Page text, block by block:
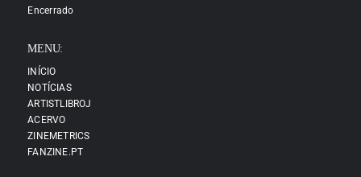
Encerrado
MENU:
INÍCIO
NOTÍCIAS
ARTISTLIBROJ
ACERVO
ZINEMETRICS
FANZINE.PT